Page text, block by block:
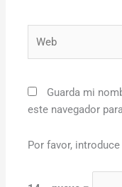
Guarda mi
este navegador
Por favor,